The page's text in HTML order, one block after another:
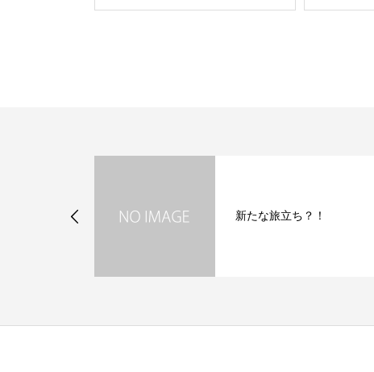
新たな旅立ち？！